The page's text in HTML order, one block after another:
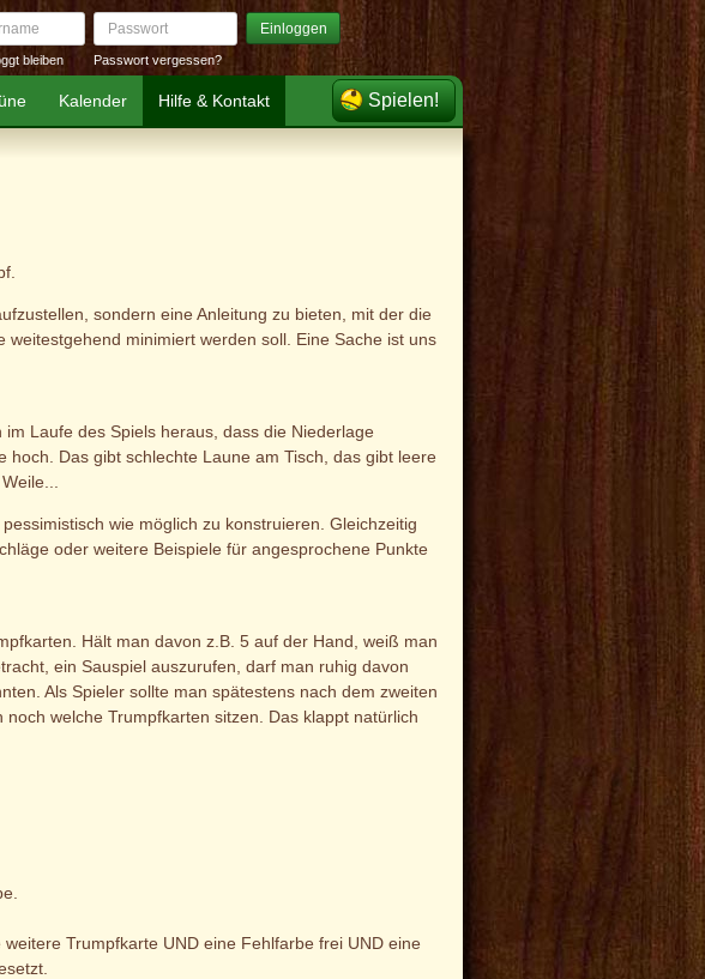
bleiben
Passwort Einloggen
Passwort vergessen?
Kalender Hilfe & Kontakt Spielen!
sondern eine Anleitung zu bieten, mit der die
minimiert werden soll. Eine Sache ist uns
Laufe des Spiels heraus, dass die Niederlage
Das gibt schlechte Laune am Tisch, das gibt leere
wie möglich zu konstruieren. Gleichzeitig
oder weitere Beispiele für angesprochene Punkte
Hält man davon z.B. 5 auf der Hand, weiß man
ein Sauspiel auszurufen, darf man ruhig davon
Als Spieler sollte man spätestens nach dem zweiten
welche Trumpfkarten sitzen. Das klappt natürlich
Trumpfkarte UND eine Fehlfarbe frei UND eine